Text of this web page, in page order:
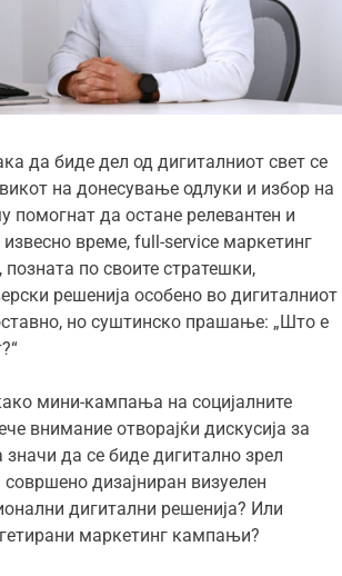
да биде дел од дигиталниот свет се
на донесување одлуки и избор на
помогнат да остане релевантен и
време, full-service маркетинг
позната по своите стратешки,
решенија особено во дигиталниот
но суштинско прашање: „Што е
мини-кампања на социјалните
внимание отворајќи дискусија за
да се биде дигитално зрел
дизајниран визуелен
дигитални решенија? Или
маркетинг кампањи?